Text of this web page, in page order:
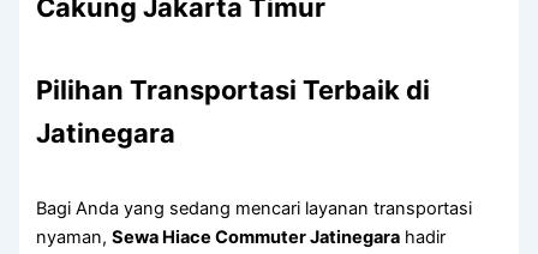
Cakung Jakarta Timur
Pilihan Transportasi Terbaik di
Jatinegara
Bagi Anda yang sedang mencari layanan transportasi
nyaman,Sewa Hiace Commuter Jatinegara hadir